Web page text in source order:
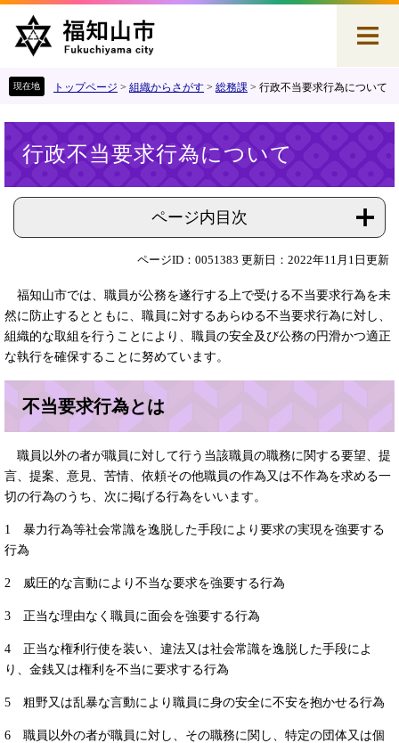
で
ば
トップページ > 組織からさがす > 総務課 > 行政不当要求行為について
行政不当要求行為について
ページ内目次
ページID：0051383 更新日：2022年11月1日更新
福知山市では、職員が公務を遂行する上で受ける不当要求行為を未
然に防止するとともに、職員に対するあらゆる不当要求行為に対し、
組織的な取組を行うことにより、職員の安全及び公務の円滑かつ適正
な執行を確保することに努めています。
不当要求行為とは
職員以外の者が職員に対して行う当該職員の職務に関する要望、提
言、提案、意見、苦情、依頼その他職員の作為又は不作為を求める一
切の行為のうち、次に掲げる行為をいいます。
1 暴力行為等社会常識を逸脱した手段により要求の実現を強要する
行為
2 威圧的な言動により不当な要求を強要する行為
3 正当な理由なく職員に面会を強要する行為
4 正当な権利行使を装い、違法又は社会常識を逸脱した手段によ
り、金銭又は権利を不当に要求する行為
5 粗野又は乱暴な言動により職員に身の安全に不安を抱かせる行為
6 職員以外の者が職員に対し、その職務に関し、特定の団体又は個